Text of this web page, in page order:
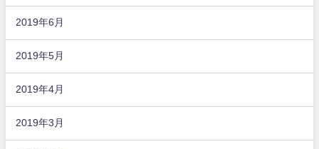
2019年6月
2019年5月
2019年4月
2019年3月